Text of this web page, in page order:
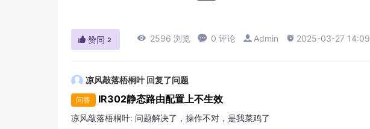
 赞同 2  2596 浏览  0 评论  Admin  2025-03-27 14:09
凉风敲落梧桐叶 回复了问题
问答 IR302静态路由配置上不生效
凉风敲落梧桐叶: 问题解决了，操作不对，是我菜鸡了